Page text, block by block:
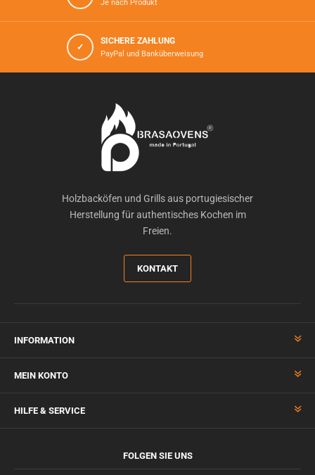
Je nach Produkt
✓
SICHERE ZAHLUNG
PayPal und Banküberweisung
Holzbacköfen und Grills aus portugiesischer
Herstellung für authentisches Kochen im
Freien.
KONTAKT
INFORMATION
MEIN KONTO
HILFE & SERVICE
FOLGEN SIE UNS